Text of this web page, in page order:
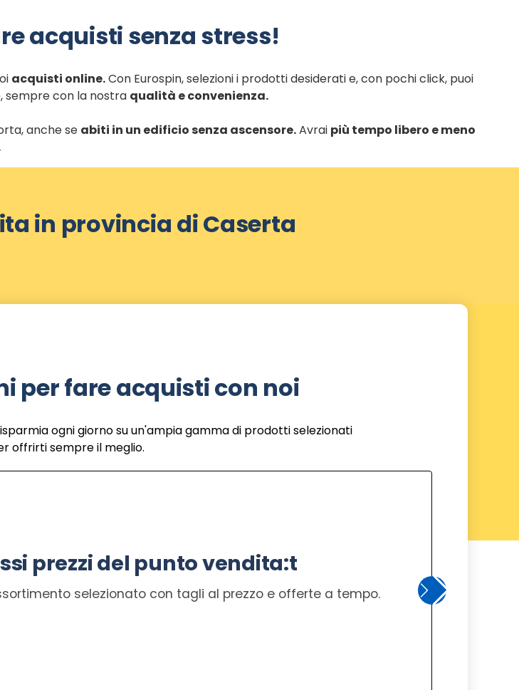
acquisti senza stress!
acquisti online.Con Eurospin, selezioni i prodotti desiderati e, con pochi click, puoi
sempre con la nostra qualità e convenienza.
anche se abiti in un edificio senza ascensore.Avrai più tempo libero e meno
in provincia di Caserta
per fare acquisti con noi
ogni giorno su un'ampia gamma di prodotti selezionati
offrirti sempre il meglio.
prezzi del punto vendita:t
selezionato con tagli al prezzo e offerte a tempo.